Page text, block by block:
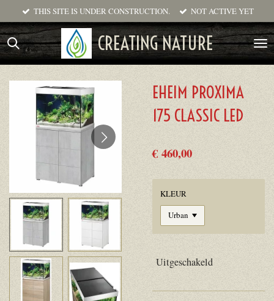
direct
naar
de
CREATING NATURE
THIS SITE IS UNDER CONSTRUCTION. NOT ACTIVE YET
EHEIM PROXIMA
175 CLASSIC LED
€ 460,00
KLEUR
Uitgeschakeld